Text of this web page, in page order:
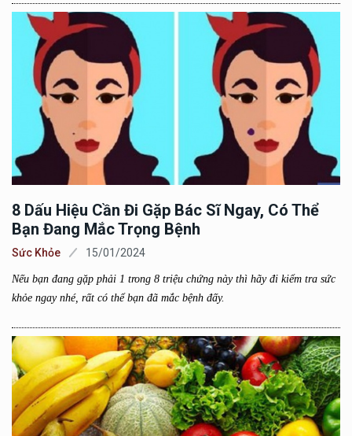
8 Dấu Hiệu Cần Đi Gặp Bác Sĩ Ngay, Có Thể
Bạn Đang Mắc Trọng Bệnh
Sức Khỏe 15/01/2024
Nếu bạn đang gặp phải 1 trong 8 triệu chứng này thì hãy đi kiểm tra sức
khỏe ngay nhé, rất có thể bạn đã mắc bệnh đấy.